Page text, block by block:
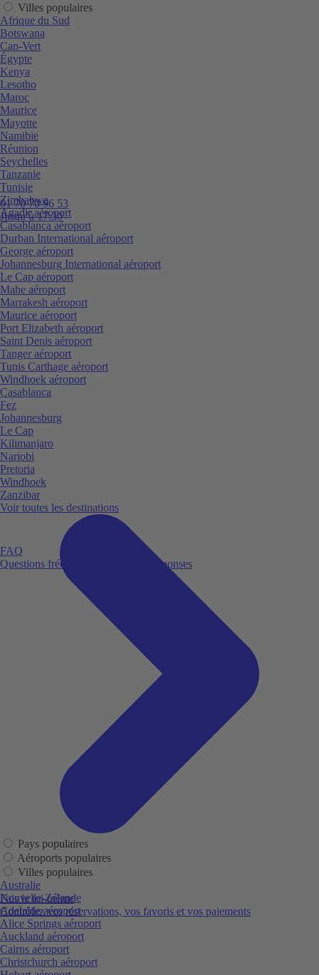
01 70 70 96 53
Jusqu’à 17:30
FAQ
Questions fréquemment posées et réponses
Fais le toi-même
Contrôlez vos réservations, vos favoris et vos paiements
Villes populaires
Afrique du Sud
Botswana
Cap-Vert
Égypte
Kenya
Lesotho
Maroc
Maurice
Mayotte
Namibie
Réunion
Seychelles
Tanzanie
Tunisie
Zimbabwe
Agadir aéroport
Casablanca aéroport
Durban International aéroport
George aéroport
Johannesburg International aéroport
Le Cap aéroport
Mahe aéroport
Marrakesh aéroport
Maurice aéroport
Port Elizabeth aéroport
Saint Denis aéroport
Tanger aéroport
Tunis Carthage aéroport
Windhoek aéroport
Casablanca
Fez
Johannesburg
Le Cap
Kilimanjaro
Nariobi
Pretoria
Windhoek
Zanzibar
Voir toutes les destinations
Pays populaires
Aéroports populaires
Villes populaires
Australie
Nouvelle-Zélande
Adelaide aéroport
Alice Springs aéroport
Auckland aéroport
Cairns aéroport
Christchurch aéroport